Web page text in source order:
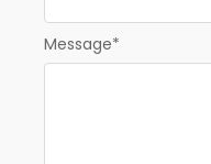
Message*